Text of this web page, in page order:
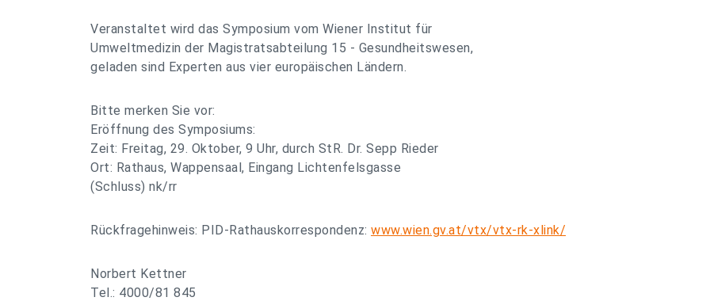
Veranstaltet wird das Symposium vom Wiener Institut für
Umweltmedizin der Magistratsabteilung 15 - Gesundheitswesen,
geladen sind Experten aus vier europäischen Ländern.
Bitte merken Sie vor:
Eröffnung des Symposiums:
Zeit: Freitag, 29. Oktober, 9 Uhr, durch StR. Dr. Sepp Rieder
Ort: Rathaus, Wappensaal, Eingang Lichtenfelsgasse
(Schluss) nk/rr
Rückfragehinweis: PID-Rathauskorrespondenz: www.wien.gv.at/vtx/vtx-rk-xlink/
Norbert Kettner
Tel.: 4000/81 845